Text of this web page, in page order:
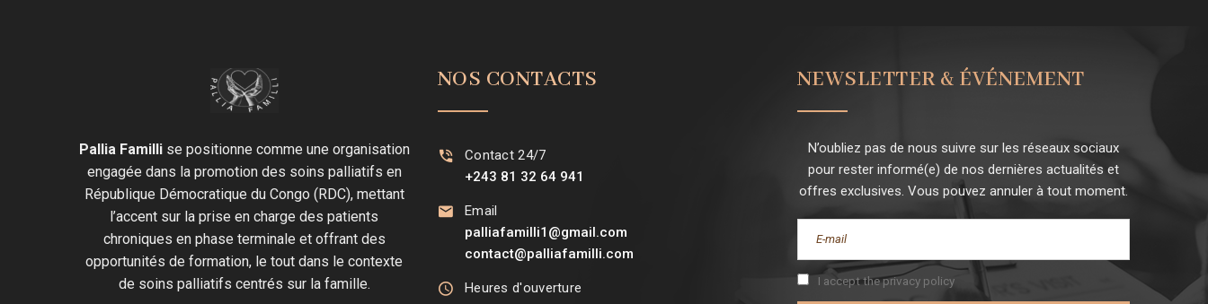
Pallia Famillise positionne comme une organisation
engagée dans la promotion des soins palliatifs en
République Démocratique du Congo (RDC), mettant
l’accent sur la prise en charge des patients
chroniques en phase terminale et offrant des
opportunités de formation, le tout dans le contexte
de soins palliatifs centrés sur la famille.
NOS CONTACTS
Contact 24/7
+243 81 32 64 941
Email
palliafamilli1@gmail.com
contact@palliafamilli.com
Heures d'ouverture
NEWSLETTER & ÉVÉNEMENT
N’oubliez pas de nous suivre sur les réseaux sociaux
pour rester informé(e) de nos dernières actualités et
offres exclusives. Vous pouvez annuler à tout moment.
I accept the privacy policy